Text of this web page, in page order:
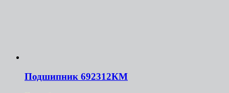
Подшипник 692312КМ